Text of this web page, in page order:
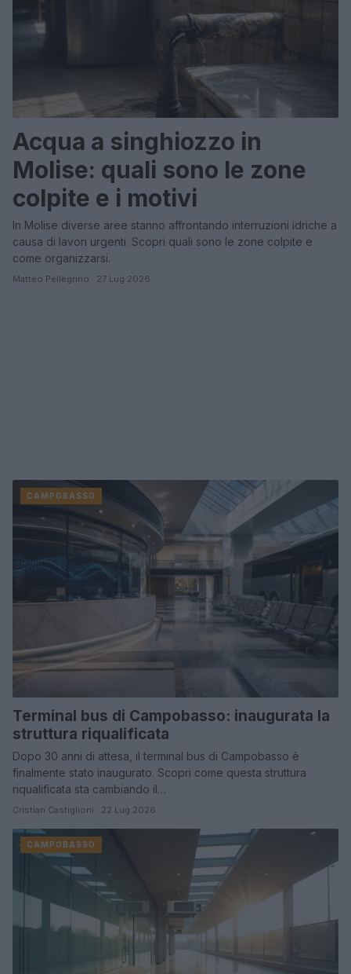
Acqua a singhiozzo in
Molise: quali sono le zone
colpite e i motivi
In Molise diverse aree stanno affrontando interruzioni idriche a
causa di lavori urgenti. Scopri quali sono le zone colpite e
come organizzarsi.
Matteo Pellegrino · 27 Lug 2026
CAMPOBASSO
Terminal bus di Campobasso: inaugurata la
struttura riqualificata
Dopo 30 anni di attesa, il terminal bus di Campobasso è
finalmente stato inaugurato. Scopri come questa struttura
riqualificata sta cambiando il…
Cristian Castiglioni · 22 Lug 2026
CAMPOBASSO